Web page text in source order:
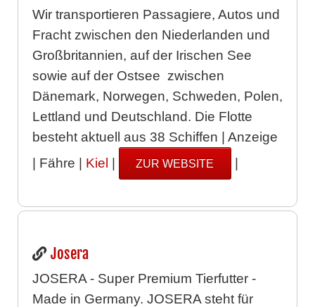
Wir transportieren Passagiere, Autos und
Fracht zwischen den Niederlanden und
Großbritannien, auf der Irischen See
sowie auf der Ostsee zwischen
Dänemark, Norwegen, Schweden, Polen,
Lettland und Deutschland. Die Flotte
besteht aktuell aus 38 Schiffen | Anzeige
| Fähre | Kiel | ZUR WEBSITE |
Josera
JOSERA - Super Premium Tierfutter -
Made in Germany. JOSERA steht für